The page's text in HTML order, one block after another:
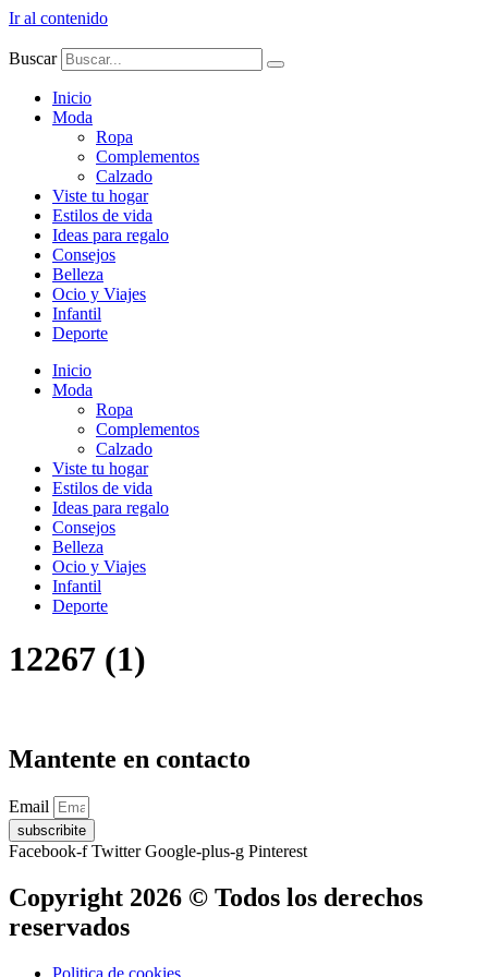
Ir al contenido
Buscar
Inicio
Moda
Ropa
Complementos
Calzado
Viste tu hogar
Estilos de vida
Ideas para regalo
Consejos
Belleza
Ocio y Viajes
Infantil
Deporte
Inicio
Moda
Ropa
Complementos
Calzado
Viste tu hogar
Estilos de vida
Ideas para regalo
Consejos
Belleza
Ocio y Viajes
Infantil
Deporte
12267 (1)
Mantente en contacto
Email
subscribite
Facebook-f Twitter Google-plus-g Pinterest
Copyright 2026 © Todos los derechos
reservados
Politica de cookies